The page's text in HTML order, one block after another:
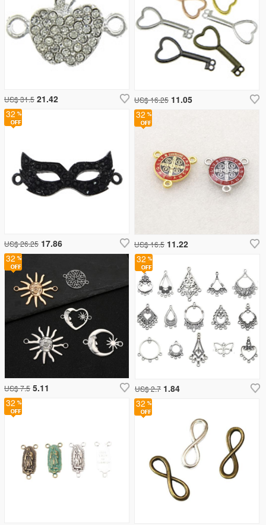
32
US$ 26.25 17.86
US$ 31.5 21.42 US$ 16.25 11.05
32
US$ 2.7 1.84
32
US$ 16.5 11.22
32
US$ 7.5 5.11
32 32